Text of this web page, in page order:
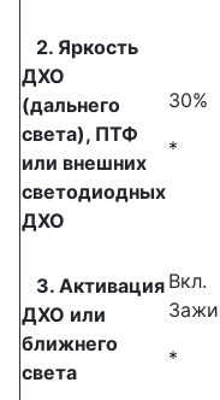
2. Яркость
ДХО
(дальнего
света), ПТФ
или внешних
светодиодных
ДХО
30%
*
3. Активация
ДХО или
ближнего
света
Вкл.
*